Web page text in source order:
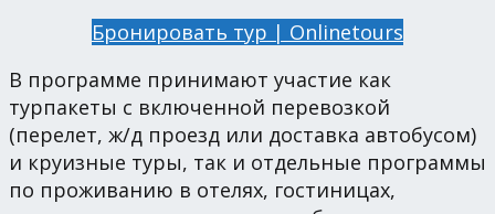
Бронировать тур | Onlinetours
В программе принимают участие как
турпакеты с включенной перевозкой
(перелет, ж/д проезд или доставка автобусом)
и круизные туры, так и отдельные программы
по проживанию в отелях, гостиницах,